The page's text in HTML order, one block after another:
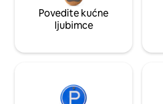
Povedite kućne
ljubimce